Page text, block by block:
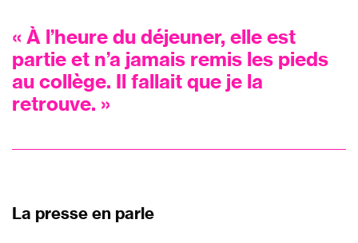
« À l’heure du déjeuner, elle est
partie et n’a jamais remis les pieds
au collège. Il fallait que je la
retrouve. »
La presse en parle